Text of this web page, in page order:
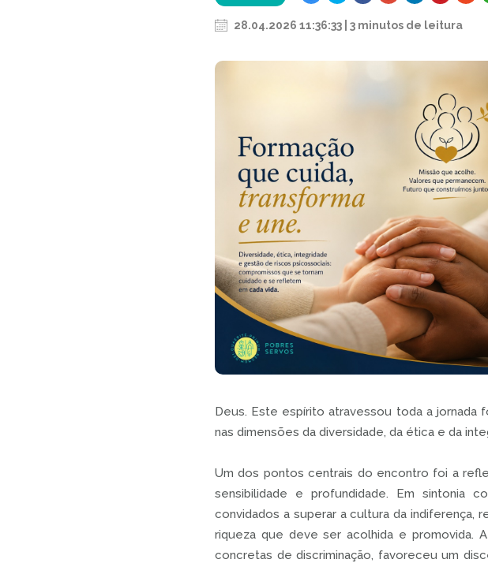
28.04.2026 11:36:33 | 3 minutos de leitura
Deus. Este espírito atravessou toda a jornada
nas dimensões da diversidade, da ética e da
Um dos pontos centrais do encontro foi a
sensibilidade e profundidade. Em sintonia
convidados a superar a cultura da indiferença,
riqueza que deve ser acolhida e promovida.
concretas de discriminação, favoreceu um